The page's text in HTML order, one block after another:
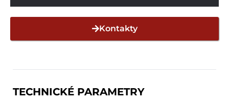
TECHNICKÉ PARAMETRY
Kontakty